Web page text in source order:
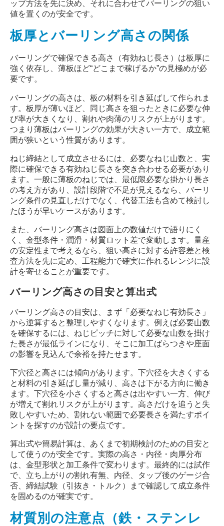
ップ方法を先に決め、それに合わせてバーリングの狙い
値を置くのが安全です。
板厚とバーリング高さの関係
バーリングで確保できる高さ（有効ねじ長さ）は板厚に
強く依存し、薄板ほど“どこまで稼げるか”の見極めが必
要です。
バーリングの高さは、板の材料を引き延ばして作られま
す。板厚が薄いほど、同じ高さを狙ったときに必要な伸
び率が大きくなり、割れや肉薄のリスクが上がります。
つまり薄板はバーリングの効果が大きい一方で、成立範
囲が狭いという性質があります。
ねじ締結として成立させるには、必要なねじ山数と、実
際に確保できる有効ねじ長さを突き合わせる必要があり
ます。一般に薄板のねじでは、最低限必要な掛かり長さ
の考え方があり、設計段階で不足が見えるなら、バーリ
ング条件の見直しだけでなく、代替工法も含めて検討し
たほうが早いケースがあります。
また、バーリング高さは図面上の数値だけで語りにく
く、金型条件・潤滑・材質ロット差で変動します。量産
の安定性まで考えるなら、狙い高さに対する許容差と検
査方法を先に定め、工程能力で確実に作れるレンジに設
計を寄せることが重要です。
バーリング高さの目安と算出式
バーリング高さの目安は、まず「必要なねじ有効長さ」
から逆算すると整理しやすくなります。例えば必要山数
を確保するには、ねじピッチに対して必要な山数を掛け
た長さが最低ラインになり、そこに加工ばらつきや座面
の影響を見込んで余裕を持たせます。
下穴径と高さには傾向があります。下穴径を大きくする
と材料の引き延ばし量が減り、高さは下がる方向に働き
ます。下穴径を小さくすると高さは出やすい一方、伸び
が増えて割れリスクが上がります。高さだけを追うと失
敗しやすいため、割れない範囲で必要長さを満たすポイ
ントを探すのが設計の要点です。
算出式や簡易計算は、あくまで初期検討のための目安と
して使うのが安全です。実際の高さ・内径・肉厚分布
は、金型形状と加工条件で変わります。最終的には試作
で、立ち上がりの割れ有無、内径、タップ後のゲージ合
否、締結試験（引抜き・トルク）まで確認して成立条件
を固めるのが確実です。
材質別の注意点（鉄・ステンレ